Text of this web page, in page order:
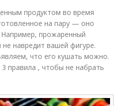
продуктом во время
на пару — оно
Например, прожаренный
навредит вашей фигуре.
что его кушать можно.
правила , чтобы не набрать